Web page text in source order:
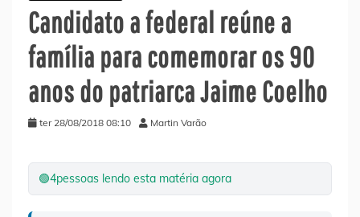
Candidato a federal reúne a
família para comemorar os 90
anos do patriarca Jaime Coelho
ter 28/08/2018 08:10 Martin Varão
🟢4pessoas lendo esta matéria agora